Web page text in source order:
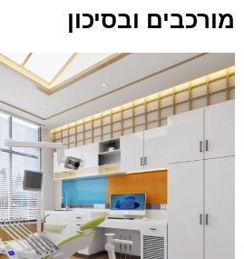
מורכבים ובסיכון